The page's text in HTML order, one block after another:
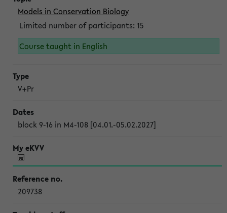
Models in Conservation Biology
Limited number of participants: 15
Course taught in English
V+Pr
block 9-16 in M4-108 [04.01.-05.02.2027]
209738